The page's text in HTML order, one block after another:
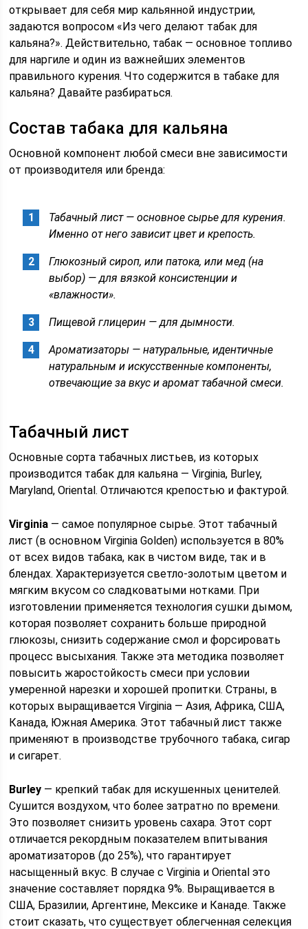
открывает для себя мир кальянной индустрии,
задаются вопросом «Из чего делают табак для
кальяна?». Действительно, табак — основное топливо
для наргиле и один из важнейших элементов
правильного курения. Что содержится в табаке для
кальяна? Давайте разбираться.
Состав табака для кальяна
Основной компонент любой смеси вне зависимости
от производителя или бренда:
Табачный лист — основное сырье для курения.
Именно от него зависит цвет и крепость.
Глюкозный сироп, или патока, или мед (на
выбор) — для вязкой консистенции и
«влажности».
Пищевой глицерин — для дымности.
Ароматизаторы — натуральные, идентичные
натуральным и искусственные компоненты,
отвечающие за вкус и аромат табачной смеси.
Табачный лист
Основные сорта табачных листьев, из которых
производится табак для кальяна — Virginia, Burley,
Maryland, Oriental. Отличаются крепостью и фактурой.
Virginia — самое популярное сырье. Этот табачный
лист (в основном Virginia Golden) используется в 80%
от всех видов табака, как в чистом виде, так и в
блендах. Характеризуется светло-золотым цветом и
мягким вкусом со сладковатыми нотками. При
изготовлении применяется технология сушки дымом,
которая позволяет сохранить больше природной
глюкозы, снизить содержание смол и форсировать
процесс высыхания. Также эта методика позволяет
повысить жаростойкость смеси при условии
умеренной нарезки и хорошей пропитки. Страны, в
которых выращивается Virginia — Азия, Африка, США,
Канада, Южная Америка. Этот табачный лист также
применяют в производстве трубочного табака, сигар
и сигарет.
Burley — крепкий табак для искушенных ценителей.
Сушится воздухом, что более затратно по времени.
Это позволяет снизить уровень сахара. Этот сорт
отличается рекордным показателем впитывания
ароматизаторов (до 25%), что гарантирует
насыщенный вкус. В случае с Virginia и Oriental это
значение составляет порядка 9%. Выращивается в
США, Бразилии, Аргентине, Мексике и Канаде. Также
стоит сказать, что существует облегченная селекция